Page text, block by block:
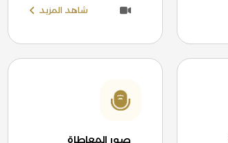
شاهد المزيد
صور المعاطاة